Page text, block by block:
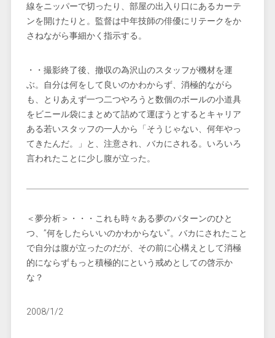
線をニッパーで切ったり、部屋の出入り口にあるカーテ
ンを開けたりと。監督は中年技師の俳優にリテークをか
さねながら事細かく指示する。
・・撮影終了後、撤収の為沢山のスタッフが機材を運
ぶ。自分は何をして良いのかわからず、消極的ながら
も、とりあえず一つ二つやろうと数個のボールの小道具
をビニール袋にまとめて詰めて運ぼうとするとキャリア
ある若いスタッフの一人から「そうじゃない、何年やっ
てきたんだ。」と、注意され、バカにされる。いろいろ
言われたことに少し腹が立った。
＜夢分析＞・・・これも時々ある夢のパターンのひと
つ、”何をしたらいいのかわからない”。バカにされたこと
で自分は腹が立ったのだが、その前に心構えとして消極
的にならずもっと積極的にという戒めとしての啓示か
な？
2008/1/2